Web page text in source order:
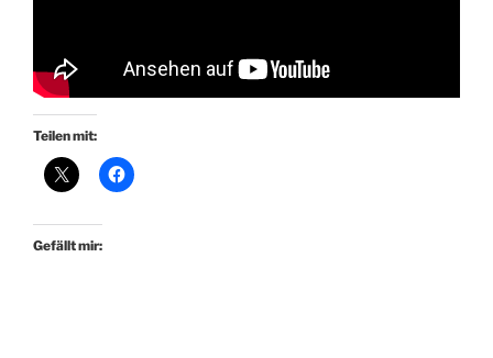
Teilen mit:
Gefällt mir: